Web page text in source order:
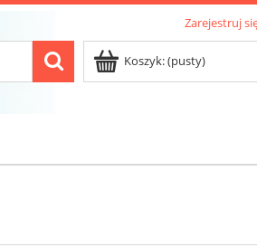
Zarejestruj
Koszyk:(pusty)